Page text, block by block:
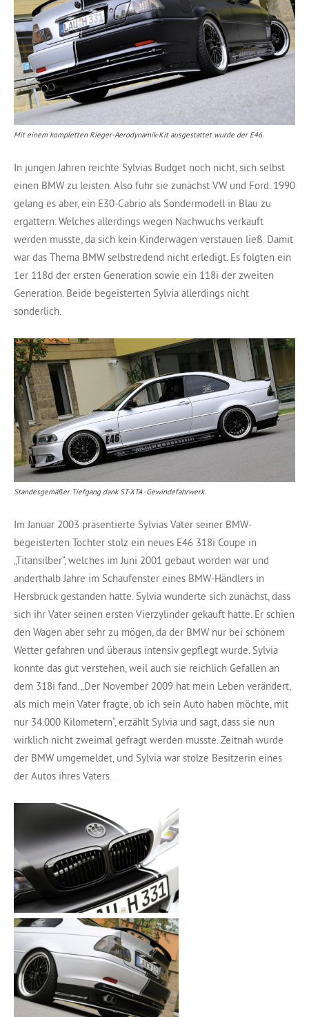
Mit einem kompletten Rieger-Aerodynamik-Kit ausgestattet wurde der E46.
In jungen Jahren reichte Sylvias Budget noch nicht, sich selbst
einen BMW zu leisten. Also fuhr sie zunächst VW und Ford. 1990
gelang es aber, ein E30-Cabrio als Sondermodell in Blau zu
ergattern. Welches allerdings wegen Nachwuchs verkauft
werden musste, da sich kein Kinderwagen verstauen ließ. Damit
war das Thema BMW selbstredend nicht erledigt. Es folgten ein
1er 118d der ersten Generation sowie ein 118i der zweiten
Generation. Beide begeisterten Sylvia allerdings nicht
sonderlich.
Standesgemäßer Tiefgang dank ST-XTA -Gewindefahrwerk.
Im Januar 2003 präsentierte Sylvias Vater seiner BMW-
begeisterten Tochter stolz ein neues E46 318i Coupe in
„Titansilber“, welches im Juni 2001 gebaut worden war und
anderthalb Jahre im Schaufenster eines BMW-Händlers in
Hersbruck gestanden hatte. Sylvia wunderte sich zunächst, dass
sich ihr Vater seinen ersten Vierzylinder gekauft hatte. Er schien
den Wagen aber sehr zu mögen, da der BMW nur bei schönem
Wetter gefahren und überaus intensiv gepflegt wurde. Sylvia
konnte das gut verstehen, weil auch sie reichlich Gefallen an
dem 318i fand. „Der November 2009 hat mein Leben verändert,
als mich mein Vater fragte, ob ich sein Auto haben möchte, mit
nur 34.000 Kilometern“, erzählt Sylvia und sagt, dass sie nun
wirklich nicht zweimal gefragt werden musste. Zeitnah wurde
der BMW umgemeldet, und Sylvia war stolze Besitzerin eines
der Autos ihres Vaters.